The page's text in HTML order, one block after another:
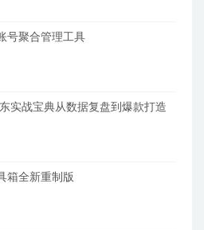
号聚合管理工具
实战宝典从数据复盘到爆款打造
箱全新重制版